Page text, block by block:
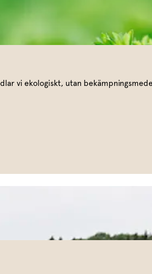
vi ekologiskt, utan